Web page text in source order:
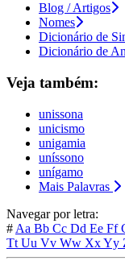
Blog / Artigos
Nomes
Dicionário de
Dicionário de
Veja também:
unissona
unicismo
unigamia
uníssono
unígamo
Mais Palavras
Navegar por letra:
# Aa Bb Cc Dd Ee Ff
Tt Uu Vv Ww XxYy